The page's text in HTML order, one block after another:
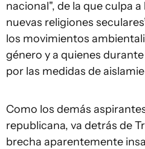
nacional", de la que culpa a
nuevas religiones
los movimientos
género y a quienes
por las medidas de
Como los demás
republicana, va detrás de
brecha aparentemente